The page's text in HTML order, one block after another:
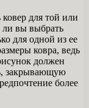
для той или
вы выбрать
для одной из ее
ковра, ведь
должен
закрывающую
более